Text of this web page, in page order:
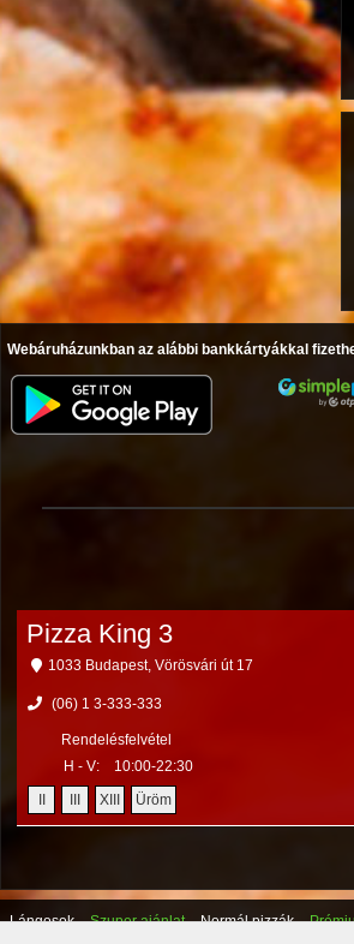
Webáruházunkban az alábbi bankkártyákkal
Lángosok Szuper ajánlat Normál pizzák
Pizza King 3
1033 Budapest, Vörösvári út 17
(06) 1 3-333-333
Rendelésfelvétel
H - V:
10:00-22:30
XIII Üröm